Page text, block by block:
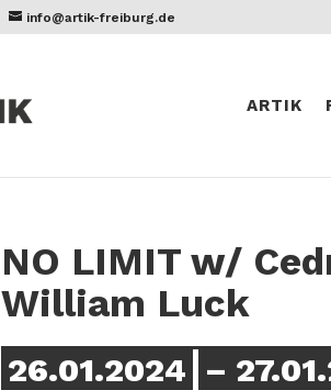
info@artik-freiburg.de
ARTIK
NO LIMIT w/
William Luck
26.01.2024 –